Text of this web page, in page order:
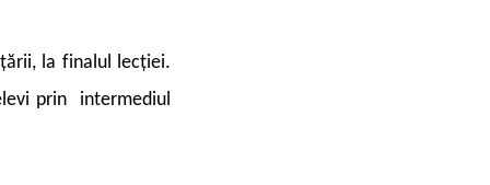
la finalul lecției.
prin intermediul